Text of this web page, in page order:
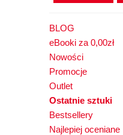
BLOG
eBooki za 0,00zł
Nowości
Promocje
Outlet
Ostatnie sztuki
Bestsellery
Najlepiej oceniane